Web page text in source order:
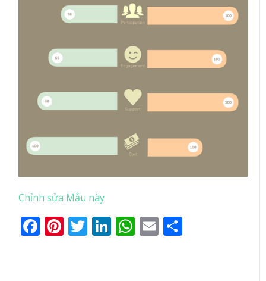
Chỉnh sửa Mẫu này
Facebook
Pinterest
Twitter
LinkedIn
WhatsApp
Email